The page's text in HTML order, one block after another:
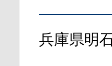
兵庫県明